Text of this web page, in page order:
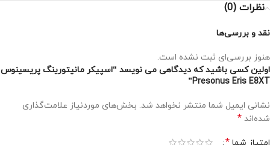
نظرات (0)
نقد و بررسی‌ها
هنوز بررسی‌ای ثبت نشده است.
اولین کسی باشید که دیدگاهی می نویسد “اسپیکر مانیتورینگ پریسینوس
Presonus Eris E8XT”
نشانی ایمیل شما منتشر نخواهد شد. بخش‌های موردنیاز علامت‌گذاری
شده‌اند *